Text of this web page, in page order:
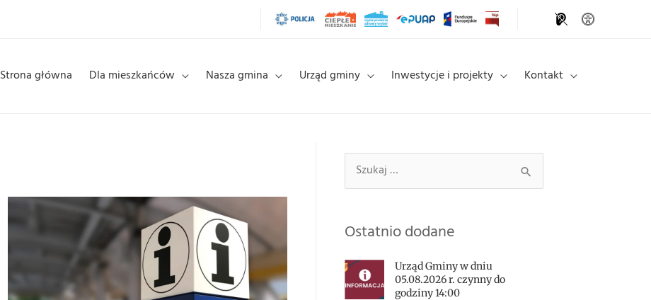
Strona główna Dla mieszkańców Nasza gmina Urząd gminy Inwestycje i projekty Kontakt
Szukaj:
Ostatnio dodane
Urząd Gminy w dniu
05.08.2026 r. czynny do
godziny 14:00